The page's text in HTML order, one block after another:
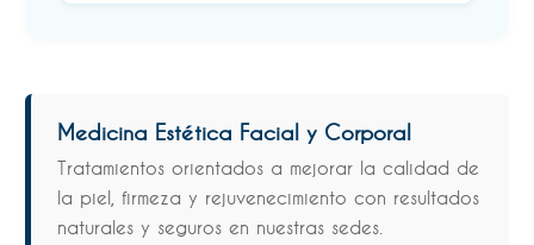
Medicina Estética Facial y Corporal
Tratamientos orientados a mejorar la calidad de
la piel, firmeza y rejuvenecimiento con resultados
naturales y seguros en nuestras sedes.